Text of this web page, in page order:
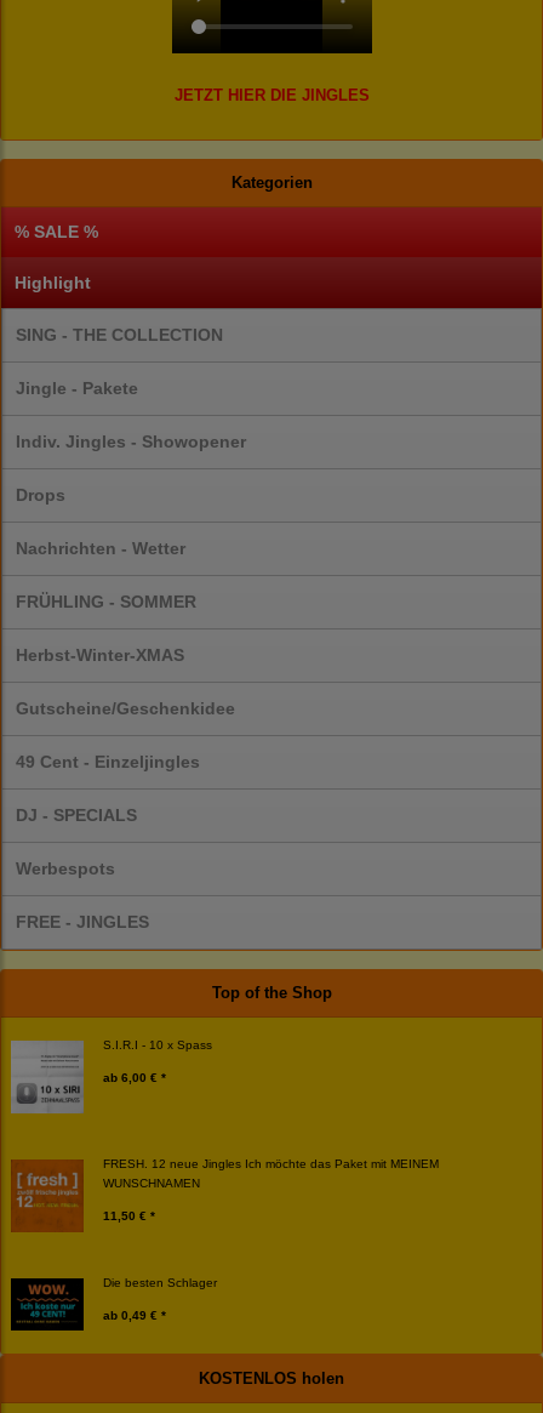
JETZT HIER DIE JINGLES
Kategorien
% SALE %
Highlight
SING - THE COLLECTION
Jingle - Pakete
Indiv. Jingles - Showopener
Drops
Nachrichten - Wetter
FRÜHLING - SOMMER
Herbst-Winter-XMAS
Gutscheine/Geschenkidee
49 Cent - Einzeljingles
DJ - SPECIALS
Werbespots
FREE - JINGLES
Top of the Shop
S.I.R.I - 10 x Spass
ab 6,00 € *
FRESH. 12 neue Jingles Ich möchte das Paket mit MEINEM
WUNSCHNAMEN
11,50 € *
Die besten Schlager
ab 0,49 € *
KOSTENLOS holen